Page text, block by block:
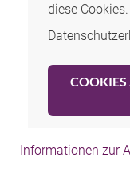
diese Cookies.
COOKIES
Informationen zur